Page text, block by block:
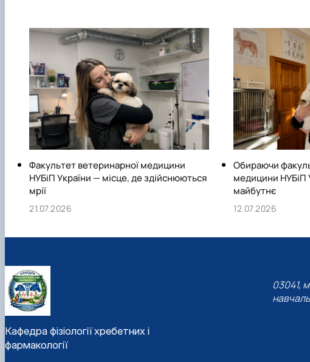
Факультет ветеринарної медицини
НУБіП України — місце, де здійснюються
мрії
21.07.2026
Обираючи
медицини НУБіП
майбутнє
12.07.2026
Кафедра фізіології хребетних і
фармакології
03041,